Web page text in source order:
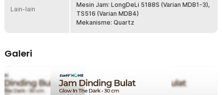
Daya Baterai Tahan Lama
Tak perlu khawatir kehabisan daya. Jam dinding ini menggunakan
Buka peluang usaha dengan menjual produk berlogo sendiri! Kami
menyediakan layanan cetak logo custom untuk produk jam dinding
Lain-lain
Mesin Jam: LongDeLi 5188S (Varian MDB1-3),
TS516 (Varian MDB4)
Mekanisme: Quartz
Galeri